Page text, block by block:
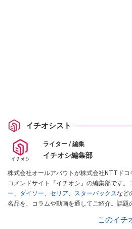
イチオシスト
ライター / 編集
イチオシ編集部
株式会社オールアバウトが株式会社NTTドコ
コメンドサイト『イチオシ』の編集部です。
ー、 ダイソー、 セリア、 スターバックスなど
名品を、コラムや動画を通してご紹介。話題
インフルエンサーが実際に使用してレビュ
このイチ